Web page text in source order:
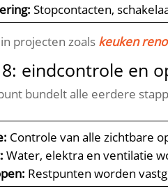
Stopcontacten,
projecten zoals keuken
eindcontrole en
bundelt alle eerdere
Controle van alle zichtbare
Water, elektra en ventilatie
Restpunten worden